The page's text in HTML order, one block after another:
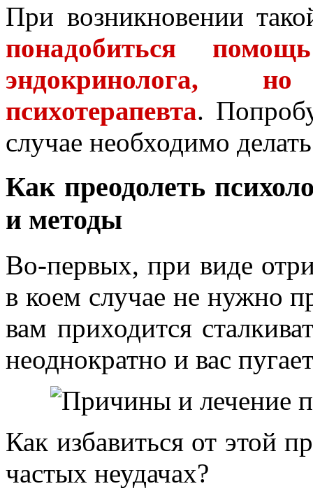
При возникновении
понадобиться
эндокринолога,
психотерапевта.
случае необходимо
Как преодолеть
и методы
Во-первых, при виде
в коем случае не нужно
вам приходится
неоднократно и вас
Как избавиться от этой
частых неудачах?